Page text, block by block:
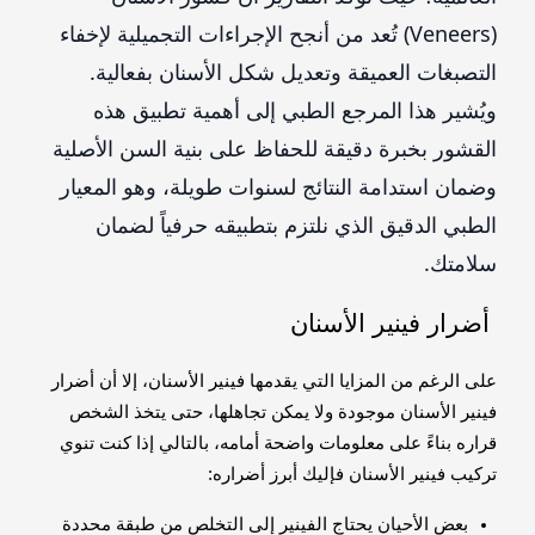
(Veneers) تُعد من أنجح الإجراءات التجميلية لإخفاء
التصبغات العميقة وتعديل شكل الأسنان بفعالية.
ويُشير هذا المرجع الطبي إلى أهمية تطبيق هذه
القشور بخبرة دقيقة للحفاظ على بنية السن الأصلية
وضمان استدامة النتائج لسنوات طويلة، وهو المعيار
الطبي الدقيق الذي نلتزم بتطبيقه حرفياً لضمان
سلامتك.
أضرار فينير الأسنان
على الرغم من المزايا التي يقدمها فينير الأسنان، إلا أن أضرار
فينير الأسنان موجودة ولا يمكن تجاهلها، حتى يتخذ الشخص
قراره بناءً على معلومات واضحة أمامه، بالتالي إذا كنت تنوي
تركيب فينير الأسنان فإليك أبرز أضراره:
بعض الأحيان يحتاج الفينير إلى التخلص من طبقة محددة